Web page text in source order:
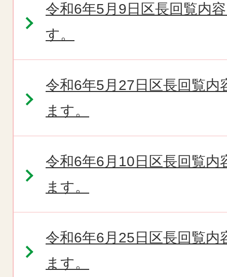
令和6年5月9日区長回覧内
す。
令和6年5月27日区長回覧
ます。
令和6年6月10日区長回覧
ます。
令和6年6月25日区長回覧
ます。